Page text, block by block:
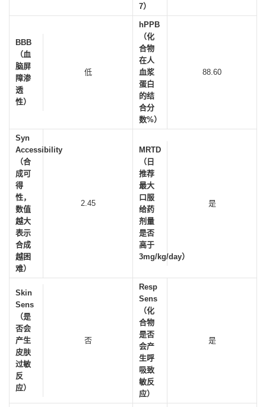
7）
BBB
（血
脑屏
障渗
透
性）
低
hPPB
（化
合物
在人
血浆
蛋白
的结
合分
数%）
88.60
Syn
Accessibility
（合
成可
得
性，
数值
越大
表示
合成
越困
难）
2.45
MRTD
（日
推荐
最大
口服
给药
剂量
是否
高于
3mg/kg/day）
是
Skin
Sens
（是
否会
产生
皮肤
过敏
反
应）
否
Resp
Sens
（化
合物
是否
会产
生呼
吸致
敏反
应）
是